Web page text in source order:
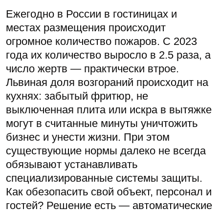
Ежегодно в России в гостиницах и
местах размещения происходит
огромное количество пожаров. С 2023
года их количество выросло в 2.5 раза, а
число жертв — практически втрое.
Львиная доля возгораний происходит на
кухнях: забытый фритюр, не
выключенная плита или искра в вытяжке
могут в считанные минуты уничтожить
бизнес и унести жизни. При этом
существующие нормы далеко не всегда
обязывают устанавливать
специализированные системы защиты.
Как обезопасить свой объект, персонал и
гостей? Решение есть — автоматические